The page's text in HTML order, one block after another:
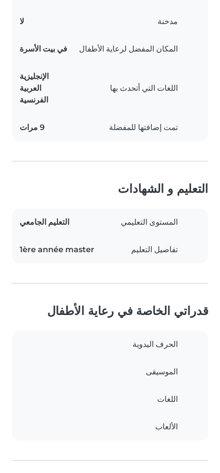
مدخنة لا
المكان المفضل لرعاية الأطفال في بيت الأسرة
اللغات التي أتحدث بها
الإنجليزية
العربية
الفرنسية
تمت إضافتها للمفضلة 9 مرات
التعليم و الشهادات
المستوى التعليمي التعليم الجامعي
تفاصيل التعليم 1ère année master
قدراتي الخاصة في رعاية الأطفال
الحرف اليدوية
الموسيقى
اللغات
الألعاب